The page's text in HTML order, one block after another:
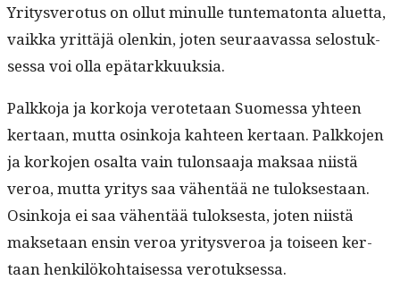
Yri­tysvero­tus on ollut min­ulle tun­tem­aton­ta aluet­ta,
vaik­ka yrit­täjä olenkin, joten seu­raavas­sa selostuk­
ses­sa voi olla epätarkkuuksia.
Palkko­ja ja korko­ja verote­taan Suomes­sa yhteen
ker­taan, mut­ta osinko­ja kah­teen ker­taan. Palkko­jen
ja korko­jen osalta vain tulon­saa­ja mak­saa niistä
veroa, mut­ta yri­tys saa vähen­tää ne tulok­ses­taan.
Osinko­ja ei saa vähen­tää tulok­ses­ta, joten niistä
mak­se­taan ensin veroa yri­tysveroa ja toiseen ker­
taan henkilöko­htaises­sa verotuksessa.